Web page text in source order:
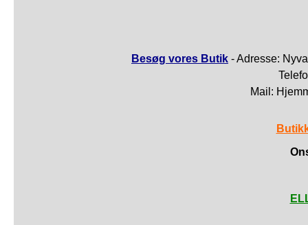
Besøg vores Butik - Adresse:
Mail: